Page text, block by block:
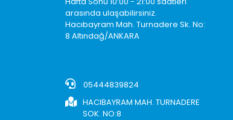
arasında ulaşabilirsiniz.
Hacıbayram Mah. Turnadere Sk. No:
8 Altındağ/ANKARA
05444839824
HACIBAYRAM MAH. TURNADERE
SOK. NO:8